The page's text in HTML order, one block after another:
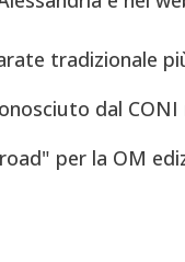
tradizionale
dal CONI
per la OM